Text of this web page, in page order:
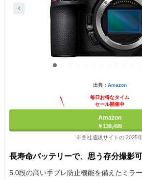
出典： Amazon
毎日お得なタイム
セール開催中
Amazon
￥139,499
※各社通販サイトの 2025
長寿命バッテリーで、思う存分撮影
5.0段の高い手ブレ防止機能を備えたミラ